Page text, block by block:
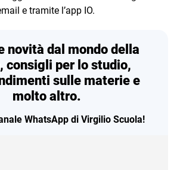
e tramite l’app IO.
novità dal mondo della
consigli per lo studio,
sulle materie e
molto altro.
WhatsApp di Virgilio Scuola!